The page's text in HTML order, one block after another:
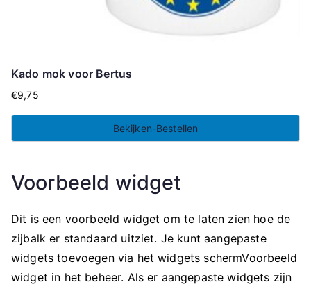
Kado mok voor Bertus
€9,75
Bekijken-Bestellen
Voorbeeld widget
Dit is een voorbeeld widget om te laten zien hoe de
zijbalk er standaard uitziet. Je kunt aangepaste
widgets toevoegen via het widgets schermVoorbeeld
widget in het beheer. Als er aangepaste widgets zijn